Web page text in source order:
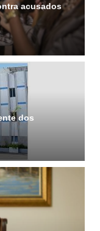
acusados
dos